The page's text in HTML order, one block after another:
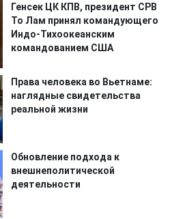
Генсек ЦК КПВ, президент СРВ
То Лам принял командующего
Индо-Тихоокеанским
командованием США
Права человека во Вьетнаме:
наглядные свидетельства
реальной жизни
Обновление подхода к
внешнеполитической
деятельности